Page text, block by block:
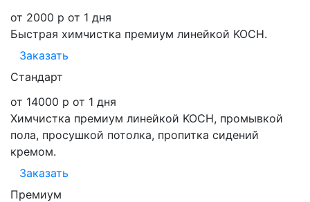
от 2000 р от 1 дня
Быстрая химчистка премиум линейкой KOCH.
Заказать
Стандарт
от 14000 р от 1 дня
Химчистка премиум линейкой KOCH, промывкой
пола, просушкой потолка, пропитка сидений
кремом.
Заказать
Премиум